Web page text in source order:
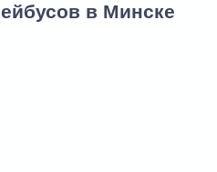
в Минске